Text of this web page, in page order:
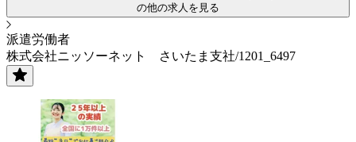
の他の求人を見る
派遣労働者
株式会社ニッソーネット さいたま支社/1201_6497